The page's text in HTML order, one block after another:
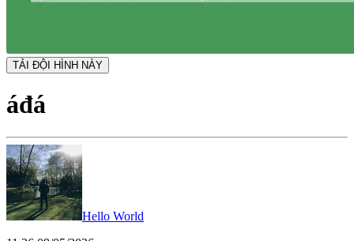
TẢI ĐỘI HÌNH NÀY
áđá
Hello World